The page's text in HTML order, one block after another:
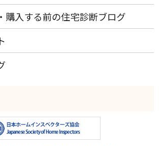
購入する前の住宅診断ブログ